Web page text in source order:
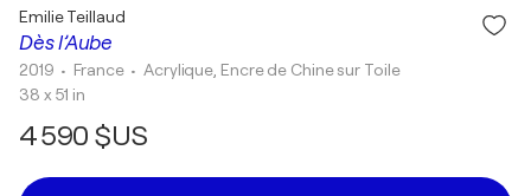
Dès l’Aube
Emilie Teillaud
2019 • France •Acrylique, Encre de Chine sur Toile
38 x 51 in
4 590 $US